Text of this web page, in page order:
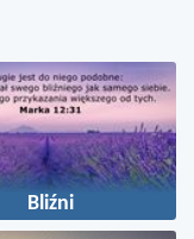
Bliźni